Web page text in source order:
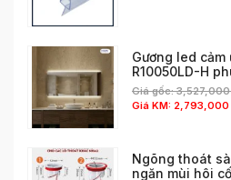
Gương led
R10050LD-H
Giá gốc:
Giá KM: 2,793,000
Ngõng thoát
ngăn mùi hôi